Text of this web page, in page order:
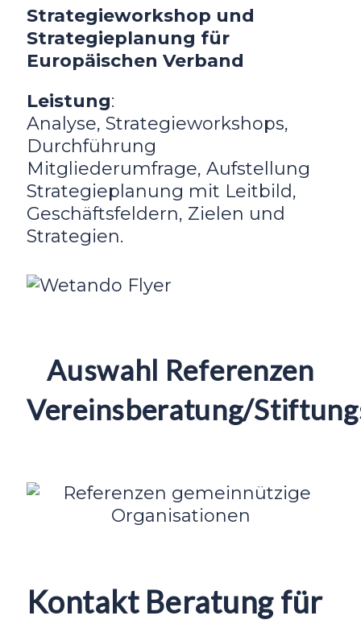
Strategieworkshop und
Strategieplanung für
Europäischen Verband
Leistung:
Analyse, Strategieworkshops,
Durchführung
Mitgliederumfrage, Aufstellung
Strategieplanung mit Leitbild,
Geschäftsfeldern, Zielen und
Strategien.
Auswahl Referenzen
Vereinsberatung/
Kontakt Beratung für